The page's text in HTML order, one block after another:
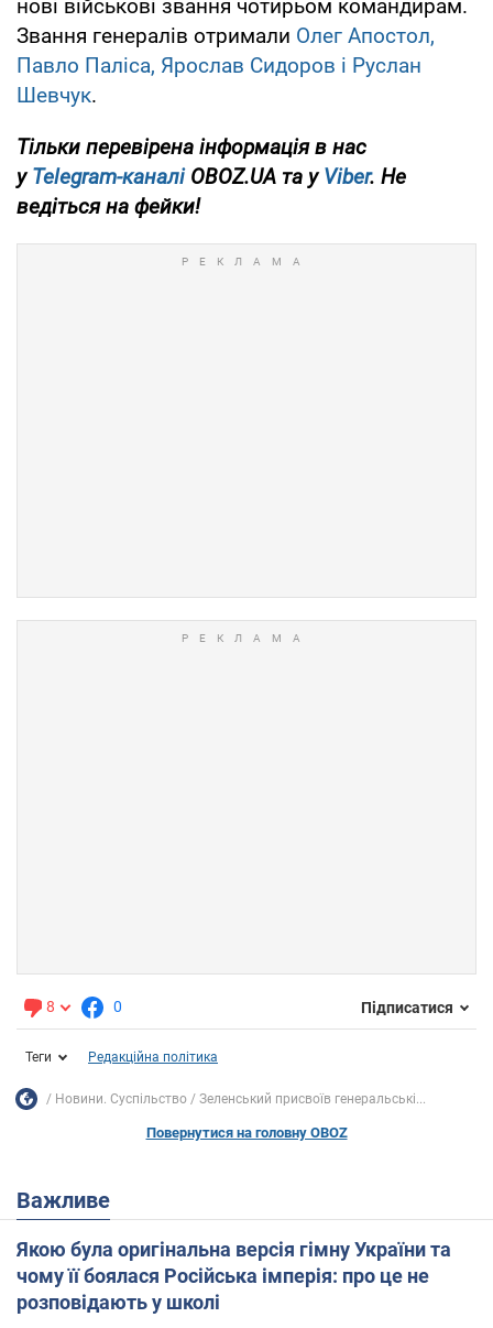
нові військові звання чотирьом командирам.
Звання генералів отримали Олег Апостол,
Павло Паліса, Ярослав Сидоров і Руслан
Шевчук.
Тільки перевірена інформація в нас
уTelegram-каналіOBOZ.UA та уViber. Не
ведіться на фейки!
8 0 Підписатися
Теги Редакційна політика
Новини. Суспільство Зеленський присвоїв генеральські...
Повернутися на головну OBOZ
Важливе
Якою була оригінальна версія гімну України та
чому її боялася Російська імперія: про це не
розповідають у школі